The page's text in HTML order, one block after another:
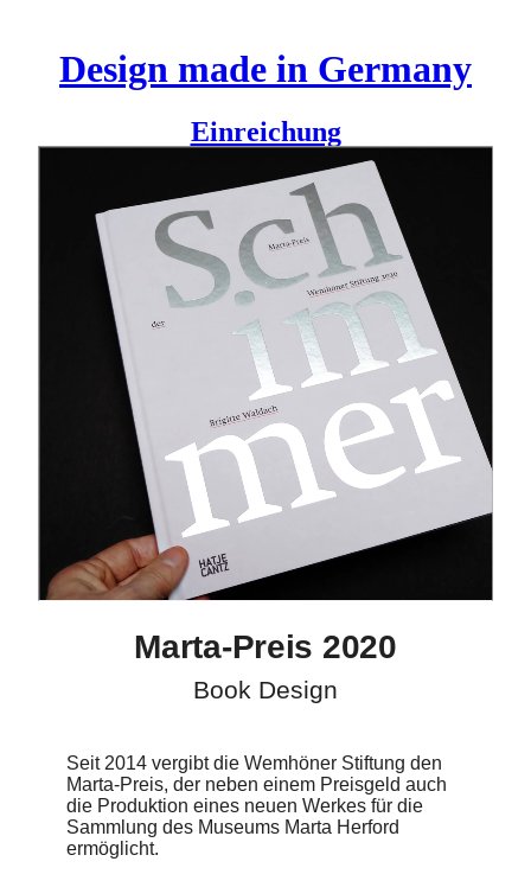
Design made in Germany
Einreichung
Seit 2014 vergibt die Wemhöner Stiftung den Marta-Preis,
der neben einem Preisgeld auch die Produktion eines neuen
Werkes für die Sammlung des Museums Marta Herford
ermöglicht.
In diesem ausstellungsbegleitenden Katalog ist auf 144
Seiten die Arbeit von Brigitte Waldach dargestellt. Der
Katalog ist in Zusammenarbeit mit der Künstlerin
entstanden. Gedruckt wurde auf zwei unterschiedlichen
Papieren und mit Silber als Sonderfarbe.
Herausgeberin ist das Museum Marta Herford, verlegt wird
der Katalog von Hatje Cantz, Konzeption und Gestaltung
vom Büro für Mitteilungen.
Büro für Mitteilungen
Marta-Preis 2020
Book Design
Seit 2014 vergibt die Wemhöner Stiftung den
Marta-Preis, der neben einem Preisgeld auch
die Produktion eines neuen Werkes für die
Sammlung des Museums Marta Herford
ermöglicht.